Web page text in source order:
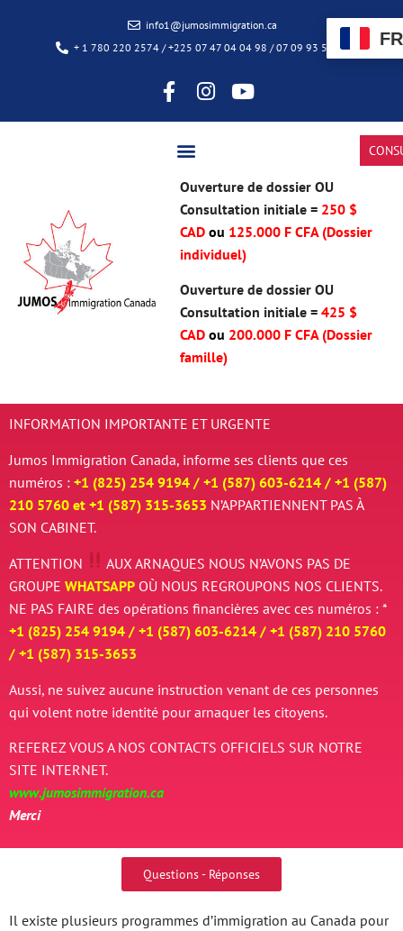
info1@jumosimmigration.ca
+ 1 780 220 2574 / +225 07 47 04 04 98 / 07 09 93 50 85
Ouverture de dossier OU
Consultation initiale = 250 $
CADou 125.000 F CFA (Dossier
individuel)
Ouverture de dossier OU
Consultation initiale =425 $
CAD ou 200.000 F CFA (Dossier
famille)
INFORMATION IMPORTANTE ET URGENTE
Jumos Immigration Canada, informe ses clients que ces
numéros : +1 (825) 254 9194 / +1 (587) 603-6214 / +1 (587)
210 5760 et +1 (587) 315-3653 N’APPARTIENNENT PAS À
SON CABINET.
ATTENTION AUX ARNAQUES NOUS N’AVONS PAS DE
GROUPE WHATSAPP OÙ NOUS REGROUPONS NOS CLIENTS.
NE PAS FAIRE des opérations financières avec ces numéros : *
+1 (825) 254 9194 / +1 (587) 603-6214 / +1 (587) 210 5760
/ +1 (587) 315-3653
Aussi, ne suivez aucune instruction venant de ces personnes
qui volent notre identité pour arnaquer les citoyens.
REFEREZ VOUS A NOS CONTACTS OFFICIELS SUR NOTRE
SITE INTERNET.
www.jumosimmigration.ca
Merci
Questions - Réponses
Il existe plusieurs programmes d’immigration au Canada pour
FR